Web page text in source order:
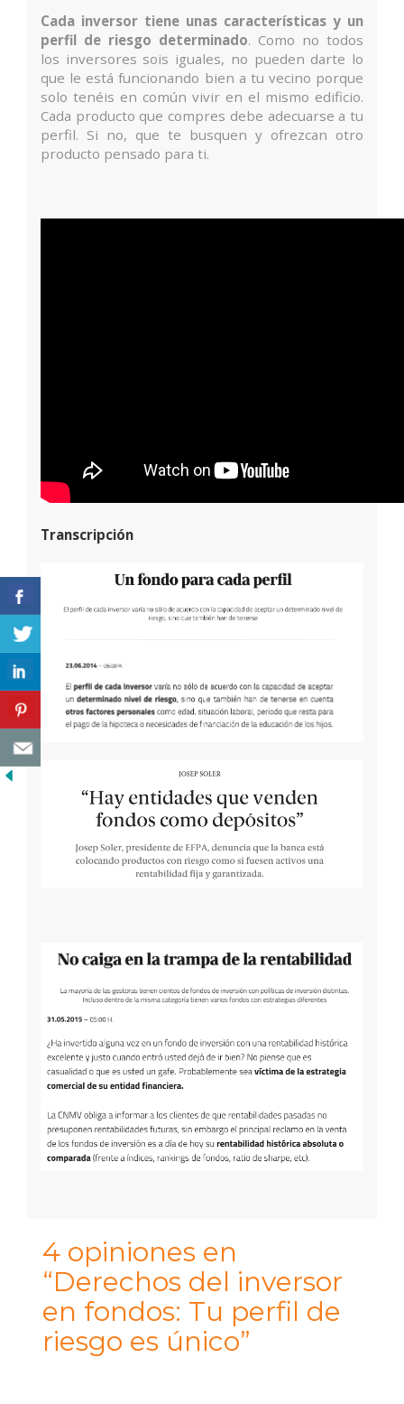
Cada inversor tiene unas características y un
perfil de riesgo determinado. Como no todos
los inversores sois iguales, no pueden darte lo
que le está funcionando bien a tu vecino porque
solo tenéis en común vivir en el mismo edificio.
Cada producto que compres debe adecuarse a tu
perfil. Si no, que te busquen y ofrezcan otro
producto pensado para ti.
Transcripción
4 opiniones en
“Derechos del inversor
en fondos: Tu perfil de
riesgo es único”